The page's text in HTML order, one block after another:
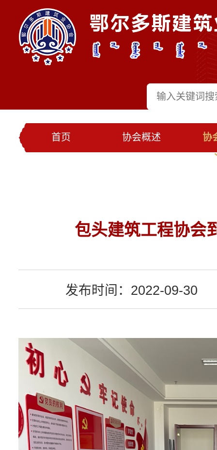
首页 协会概述 协
包头建筑工程协会
发布时间：2022-09-30